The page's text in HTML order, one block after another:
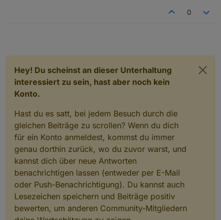
0
Hey! Du scheinst an dieser Unterhaltung
interessiert zu sein, hast aber noch kein
Konto.
Hast du es satt, bei jedem Besuch durch die
gleichen Beiträge zu scrollen? Wenn du dich
für ein Konto anmeldest, kommst du immer
genau dorthin zurück, wo du zuvor warst, und
kannst dich über neue Antworten
benachrichtigen lassen (entweder per E-Mail
oder Push-Benachrichtigung). Du kannst auch
Lesezeichen speichern und Beiträge positiv
bewerten, um anderen Community-Mitgliedern